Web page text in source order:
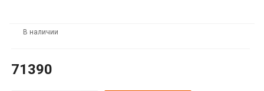
В наличии
71390